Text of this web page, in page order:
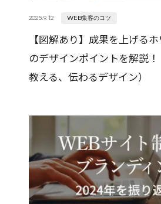
2025.9.12 WEB集客のコツ
【図解あり】成果を上げる
のデザインポイントを解説
教える、伝わるデザイン）